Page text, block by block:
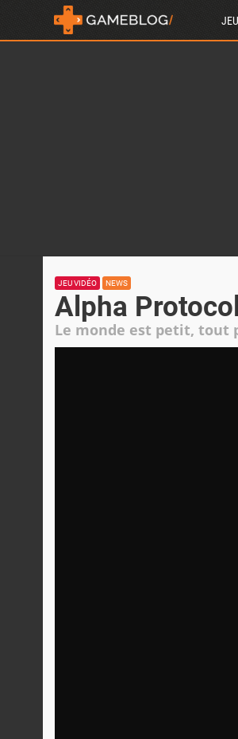
JEU VIDÉO NEWS
Alpha
Le monde est petit, tout